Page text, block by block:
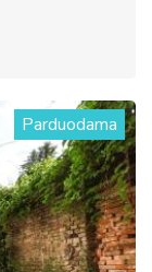
Parduodama